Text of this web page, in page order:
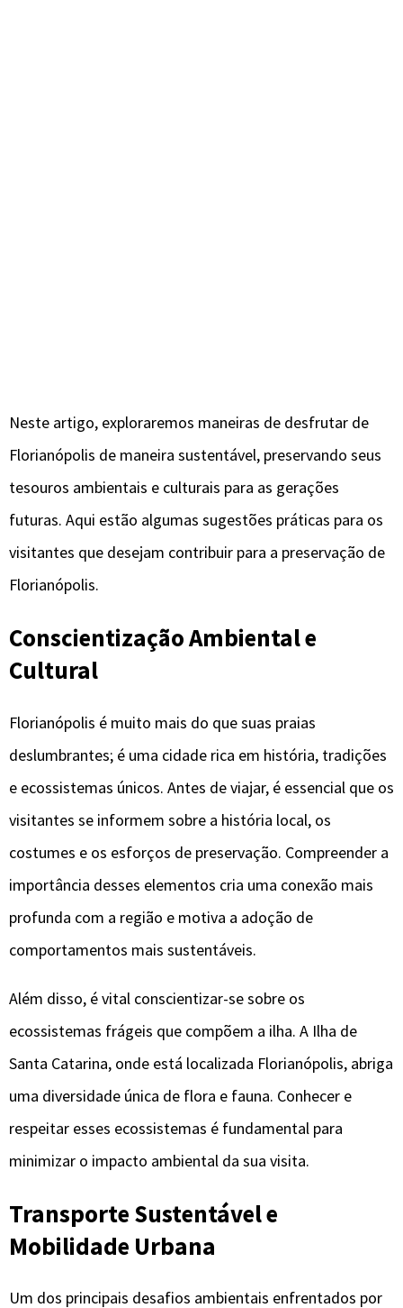
Neste artigo, exploraremos maneiras de desfrutar de
Florianópolis de maneira sustentável, preservando seus
tesouros ambientais e culturais para as gerações
futuras. Aqui estão algumas sugestões práticas para os
visitantes que desejam contribuir para a preservação de
Florianópolis.
Conscientização Ambiental e
Cultural
Florianópolis é muito mais do que suas praias
deslumbrantes; é uma cidade rica em história, tradições
e ecossistemas únicos. Antes de viajar, é essencial que os
visitantes se informem sobre a história local, os
costumes e os esforços de preservação. Compreender a
importância desses elementos cria uma conexão mais
profunda com a região e motiva a adoção de
comportamentos mais sustentáveis.
Além disso, é vital conscientizar-se sobre os
ecossistemas frágeis que compõem a ilha. A Ilha de
Santa Catarina, onde está localizada Florianópolis, abriga
uma diversidade única de flora e fauna. Conhecer e
respeitar esses ecossistemas é fundamental para
minimizar o impacto ambiental da sua visita.
Transporte Sustentável e
Mobilidade Urbana
Um dos principais desafios ambientais enfrentados por